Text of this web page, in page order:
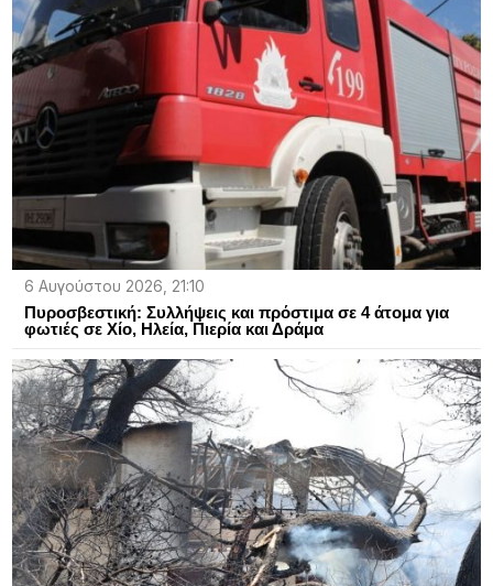
6 Αυγούστου 2026, 21:10
Πυροσβεστική: Συλλήψεις και πρόστιμα σε 4 άτομα για
φωτιές σε Χίο, Ηλεία, Πιερία και Δράμα